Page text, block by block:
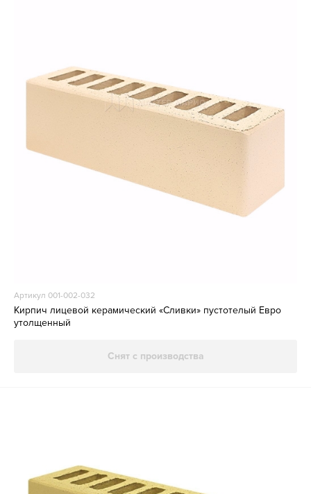
Артикул 001-002-032
Кирпич лицевой керамический «Сливки» пустотелый Евро
утолщенный
Снят с производства